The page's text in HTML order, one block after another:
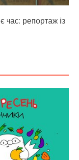
час: репортаж із